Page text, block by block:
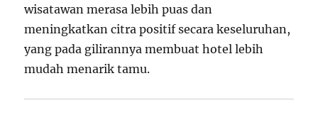
wisatawan merasa lebih puas dan
meningkatkan citra positif secara keseluruhan,
yang pada gilirannya membuat hotel lebih
mudah menarik tamu.